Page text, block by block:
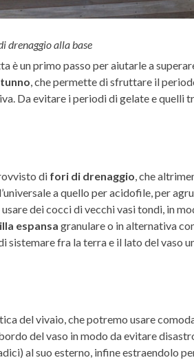
drenaggio alla base
è un primo passo per aiutarle a
, che permette di sfruttare il
Da evitare i periodi di gelate e quelli
di fori di drenaggio , che
a quello per acidofile, per
dei cocci di vecchi vasi tondi, in
espansa granulare o in alternativa
fra la terra e il lato del vaso
del vivaio, che potremo usare
del vaso in modo da evitare
al suo esterno, infine estraendolo